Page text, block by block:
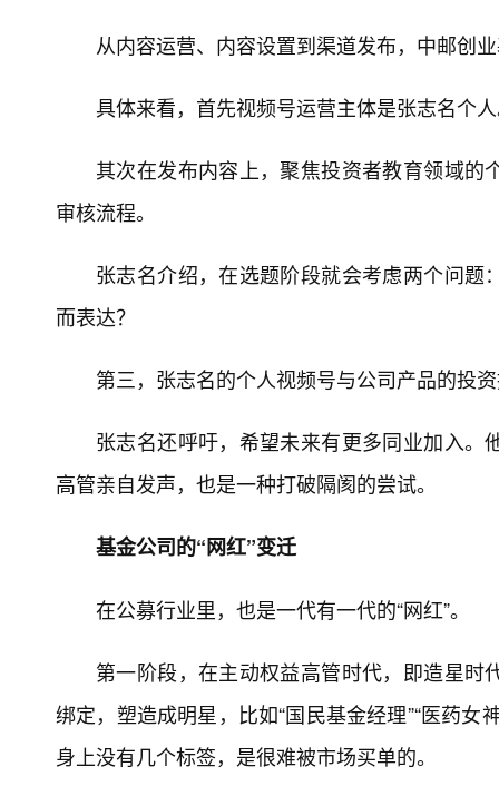
从内容运营、内容设置到渠道发布，中邮创
具体来看，首先视频号运营主体是张志名个
其次在发布内容上，聚焦投资者教育领域
审核流程。
张志名介绍，在选题阶段就会考虑两个问
而表达？
第三，张志名的个人视频号与公司产品的投
张志名还呼吁，希望未来有更多同业加入
高管亲自发声，也是一种打破隔阂的尝试。
基金公司的“网红”变迁
在公募行业里，也是一代有一代的“网红”。
第一阶段，在主动权益高管时代，即造星
绑定，塑造成明星，比如“国民基金经理”“医药
身上没有几个标签，是很难被市场买单的。